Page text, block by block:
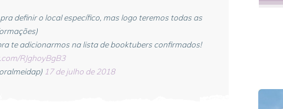
definir o local específico, mas logo teremos todas as
te adicionarmos na lista de booktubers confirmados!
RJghoyBgB3
17 de julho de 2018